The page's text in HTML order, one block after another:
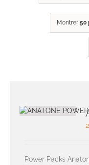
Montrer 50
Power Packs